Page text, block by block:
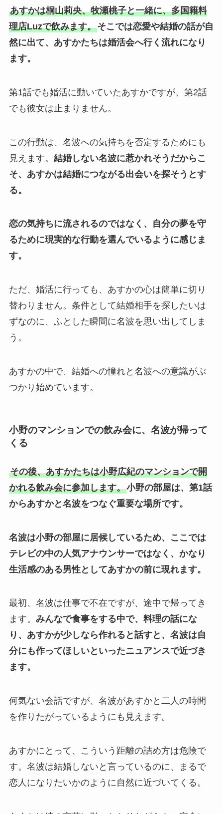
あすかは桐山莉央、牧瀬桃子と一緒に、多国籍料
理店Luzで飲みます。そこでは恋愛や結婚の話が自
然に出て、あすかたちは婚活会へ行く流れになり
ます。
第1話でも婚活に動いていたあすかですが、第2話
でも彼女は止まりません。
この行動は、名波への気持ちを否定するためにも
見えます。 結婚しない名波に惹かれそうだからこ
そ、あすかは結婚につながる出会いを探そうとす
る。
恋の気持ちに流されるのではなく、自分の夢を守
るために現実的な行動を選んでいるように感じま
す。
ただ、婚活に行っても、あすかの心は簡単に切り
替わりません。条件として結婚相手を探したいは
ずなのに、ふとした瞬間に名波を思い出してしま
う。
あすかの中で、結婚への憧れと名波への意識がぶ
つかり始めています。
小野のマンションでの飲み会に、名波が帰って
くる
その後、あすかたちは小野広紀のマンションで開
かれる飲み会に参加します。小野の部屋は、第1話
からあすかと名波をつなぐ重要な場所です。
名波は小野の部屋に居候しているため、ここでは
テレビの中の人気アナウンサーではなく、かなり
生活感のある男性としてあすかの前に現れます。
最初、名波は仕事で不在ですが、途中で帰ってき
ます。 みんなで食事をする中で、料理の話にな
り、あすかが少しなら作れると話すと、名波は自
分にも作ってほしいといったニュアンスで近づき
ます。
何気ない会話ですが、名波があすかと二人の時間
を作りたがっているようにも見えます。
あすかにとって、こういう距離の詰め方は危険で
す。名波は結婚しないと言っているのに、まるで
恋人になりたいかのように自然に近づいてくる。